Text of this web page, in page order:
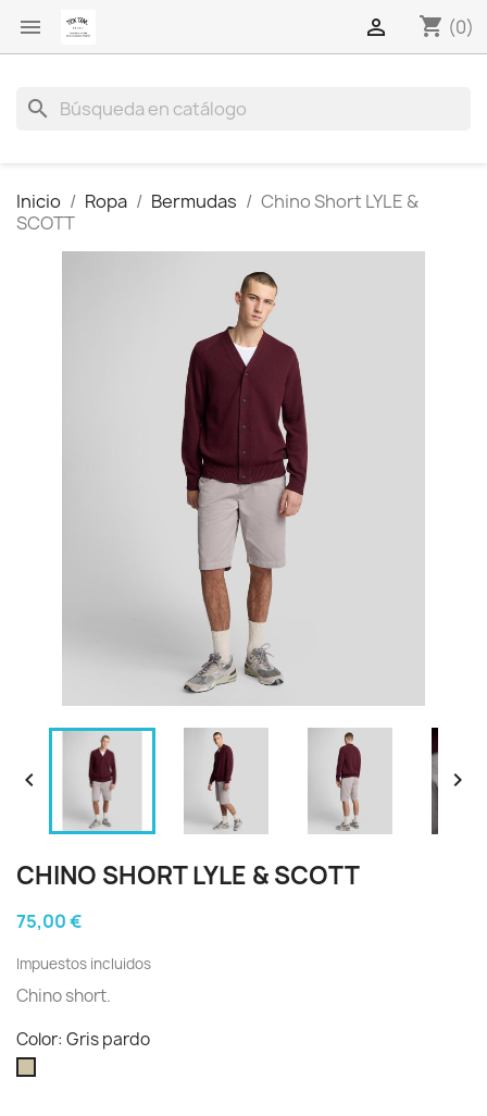
 shopping_cart (0)

search
Inicio Ropa Bermudas
Chino Short LYLE &
SCOTT
 
CHINO SHORT LYLE & SCOTT
75,00 €
Impuestos incluidos
Chino short.
Color: Gris pardo